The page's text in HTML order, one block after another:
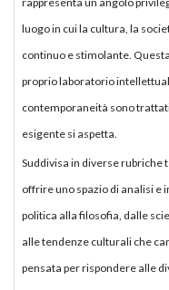
luogo in cui la cultura, la
continuo e stimolante.
proprio laboratorio
contemporaneità sono
esigente si aspetta.
Suddivisa in diverse rubriche
offrire uno spazio di analisi e
politica alla filosofia, dalle
alle tendenze culturali che
pensata per rispondere alle